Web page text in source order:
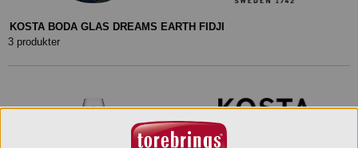
KOSTA BODA GLAS DREAMS EARTH FIDJI
3 produkter